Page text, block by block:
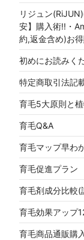
リジュン
安】購入術!!・
約,返金含め)お
初めにお読みく
特定商取引法記
育毛5大原則と
育毛Q&A
育毛マップ早わ
育毛促進プラン
育毛剤成分比較(
育毛効果アップ
育毛商品通販購入